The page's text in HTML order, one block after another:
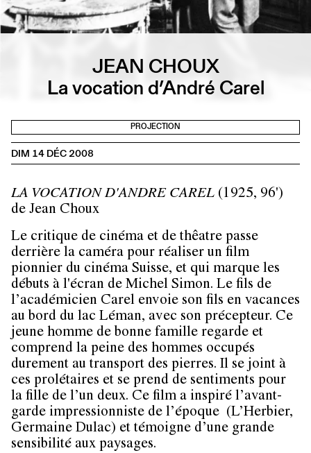
JEAN CHOUX
La vocation d’André Carel
PROJECTION
DIM 14 DÉC 2008
LA VOCATION D'ANDRE CAREL (1925, 96')
de Jean Choux
Le critique de cinéma et de thêatre passe
derrière la caméra pour réaliser un film
pionnier du cinéma Suisse, et qui marque les
débuts à l'écran de Michel Simon. Le fils de
l’académicien Carel envoie son fils en vacances
au bord du lac Léman, avec son précepteur. Ce
jeune homme de bonne famille regarde et
comprend la peine des hommes occupés
durement au transport des pierres. Il se joint à
ces prolétaires et se prend de sentiments pour
la fille de l’un deux. Ce film a inspiré l’avant-
garde impressionniste de l’époque (L’Herbier,
Germaine Dulac) et témoigne d’une grande
sensibilité aux paysages.